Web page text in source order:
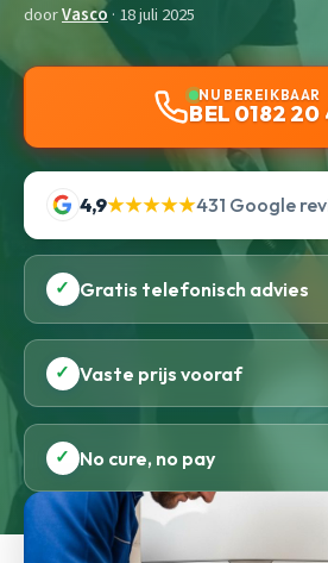
doorVasco · 18 juli 2025
NU BEREIKBAAR
BEL 0182 20
4,9★★★★★431 Google
✓ Gratis telefonisch advies
✓ Vaste prijs vooraf
✓ No cure, no pay